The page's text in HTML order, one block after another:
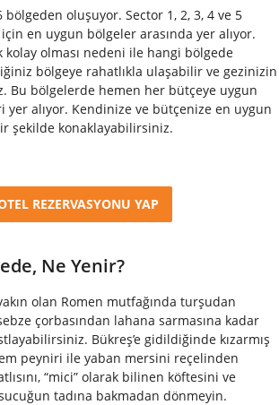
oluşuyor. Sector 1, 2, 3, 4 ve 5
en uygun bölgeler arasında yer alıyor.
kolay olması nedeni ile hangi bölgede
bölgeye rahatlıkla ulaşabilir ve gezinizin
Bu bölgelerde hemen her bütçeye uygun
yer alıyor. Kendinize ve bütçenize en uygun
şekilde konaklayabilirsiniz.
REZERVASYONU YAP
Ne Yenir?
olan Romen mutfağında turşudan
çorbasından lahana sarmasına kadar
Bükreş’e gidildiğinde kızarmış
peyniri ile yaban mersini reçelinden
“mici” olarak bilinen köftesini ve
tadına bakmadan dönmeyin.